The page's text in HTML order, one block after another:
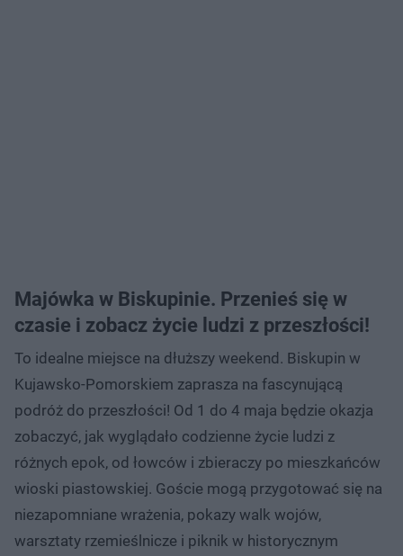
Majówka w Biskupinie. Przenieś się w
czasie i zobacz życie ludzi z przeszłości!
To idealne miejsce na dłuższy weekend. Biskupin w
Kujawsko-Pomorskiem zaprasza na fascynującą
podróż do przeszłości! Od 1 do 4 maja będzie okazja
zobaczyć, jak wyglądało codzienne życie ludzi z
różnych epok, od łowców i zbieraczy po mieszkańców
wioski piastowskiej. Goście mogą przygotować się na
niezapomniane wrażenia, pokazy walk wojów,
warsztaty rzemieślnicze i piknik w historycznym